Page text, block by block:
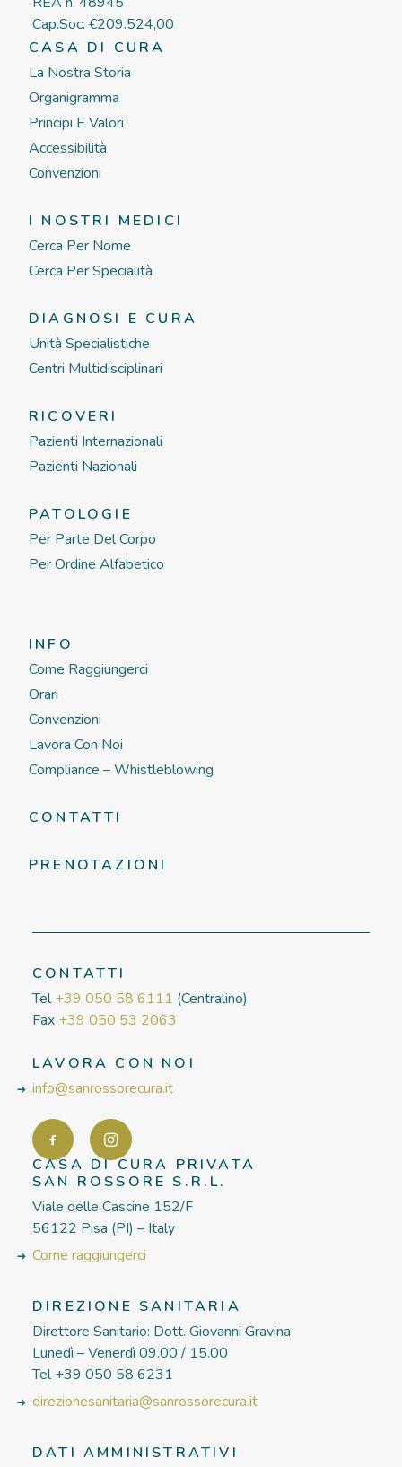
Cap.Soc. €209.524,00
CASA DI CURA
La Nostra Storia
Organigramma
Principi E Valori
Accessibilità
Convenzioni
I NOSTRI MEDICI
Cerca Per Nome
Cerca Per Specialità
DIAGNOSI E CURA
Unità Specialistiche
Centri Multidisciplinari
RICOVERI
Pazienti Internazionali
Pazienti Nazionali
PATOLOGIE
Per Parte Del Corpo
Per Ordine Alfabetico
INFO
Come Raggiungerci
Orari
Convenzioni
Lavora Con Noi
Compliance – Whistleblowing
CONTATTI
PRENOTAZIONI
CONTATTI
Tel+39 050 58 6111 (Centralino)
Fax +39 050 53 2063
LAVORA CON NOI
info@sanrossorecura.it
CASA DI CURA PRIVATA
SAN ROSSORE S.R.L.
Viale delle Cascine 152/F
56122 Pisa (PI) – Italy
Come raggiungerci
DIREZIONE SANITARIA
Direttore Sanitario: Dott. Giovanni Gravina
Lunedì – Venerdì 09.00 / 15.00
Tel +39 050 58 6231
direzionesanitaria@sanrossorecura.it
DATI AMMINISTRATIVI